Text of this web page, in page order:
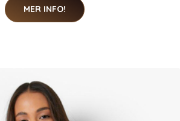
MER INFO!